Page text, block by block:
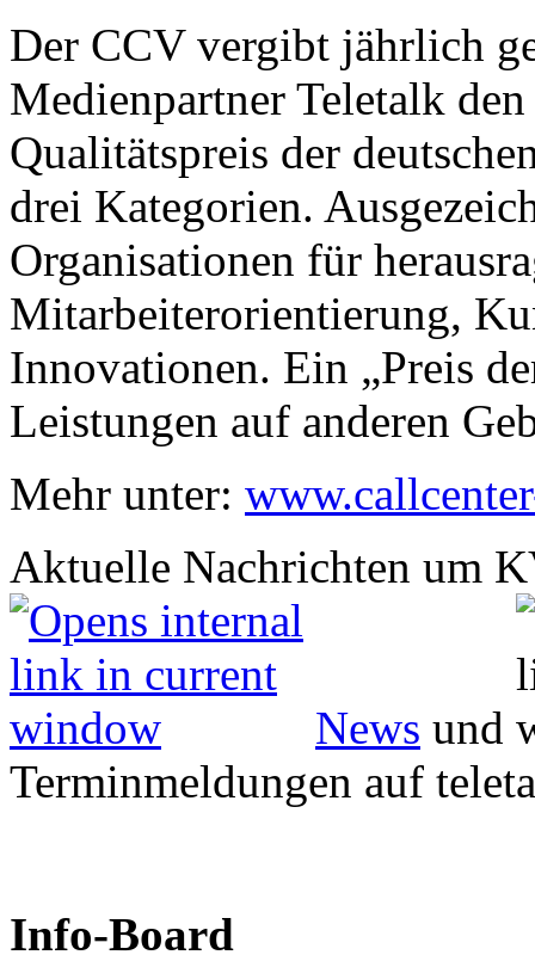
Der CCV vergibt jährlich
Medienpartner Teletalk
Qualitätspreis der
drei Kategorien.
Organisationen für
Mitarbeiterorientierung,
Innovationen. Ein „Preis
Leistungen auf anderen
Mehr unter:
Aktuelle Nachrichten um
News und
Terminmeldungen auf
Info-Board